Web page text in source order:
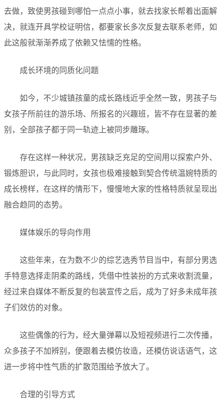
去做，致使男孩碰到哪怕一点点小事，就去找家长帮着出面解
决，就连开具学校证明信，都要家长多次反复去联系老师，如
此这般就渐渐养成了依赖又怯懦的性格。
成长环境的同质化问题
如今，不少城镇孩童的成长路线近乎全然一致，男孩子与
女孩子所前往的游乐场、所报名的兴趣班，皆不存在显著的差
别，全部孩子都于同一轨迹上被同步雕琢。
存在这样一种状况，男孩缺乏充足的空间用以探索户外、
锻炼胆识，与此同时，女孩也极难接触到契合传统温婉特质的
成长榜样，在这样的情形下，慢慢地大家的性格特质就呈现出
融合趋同的态势。
媒体娱乐的导向作用
这些年来，在为数不少的综艺选秀节目当中，有部分男选
手特意选择走阴柔的路线，凭借中性装扮的方式来收割流量，
经过来自媒体不断反复的包装宣传之后，成为了好多未成年孩
子们效仿的对象。
这些偶像的行为，经大量弹幕以及短视频进行二次传播，
众多孩子不加辨别，便跟着去模仿妆造，还模仿说话语气，这
进一步将中性气质的扩散范围给予放大了。
合理的引导方式